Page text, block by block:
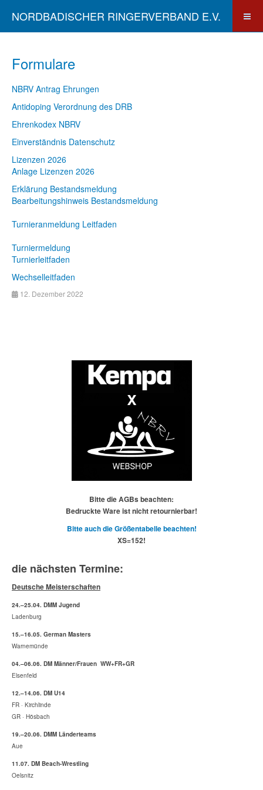
NORDBADISCHER RINGERVERBAND E.V.
Formulare
NBRV Antrag Ehrungen
Antidoping Verordnung des DRB
Ehrenkodex NBRV
Einverständnis Datenschutz
Lizenzen 2026
Anlage Lizenzen 2026
Erklärung Bestandsmeldung
Bearbeitungshinweis Bestandsmeldung
Turnieranmeldung Leitfaden
Turniermeldung
Turnierleitfaden
Wechselleitfaden
12. Dezember 2022
Bitte die AGBs beachten:
Bedruckte Ware ist nicht retournierbar!
Bitte auch die Größentabelle beachten!
XS=152!
die nächsten Termine:
Deutsche Meisterschaften
24.–25.04. DMM Jugend
Ladenburg
15.–16.05. German Masters
Warnemünde
04.–06.06. DM Männer/Frauen WW+FR+GR
Elsenfeld
12.–14.06. DM U14
FR · Kirchlinde
GR · Hösbach
19.–20.06. DMM Länderteams
Aue
11.07. DM Beach-Wrestling
Oelsnitz